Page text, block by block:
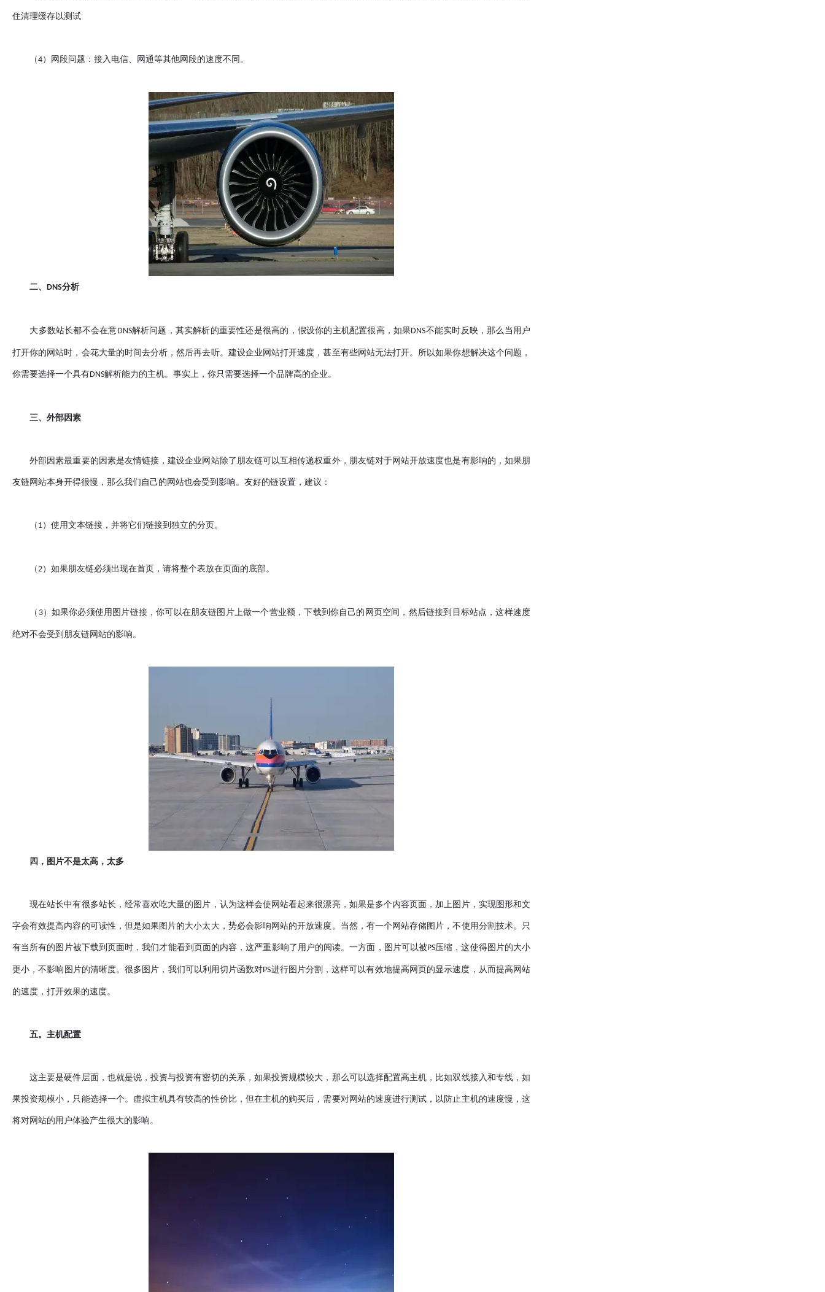
住清理缓存以测试
（4）网段问题：接入电信、网通等其他网段的速度不同。
二、 DNS分析
大多数站长都不会在意 DNS解析问题，其实解析的重要性还是很高的，假设你的主机配置很高，如果DNS不能实时反映，那么当用户
打开你的网站时，会花大量的时间去分析，然后再去听。建设企业网站打开速度，甚至有些网站无法打开。所以如果你想解决这个问题，
你需要选择一个具有DNS解析能力的主机。事实上，你只需要选择一个品牌高的企业。
三、外部因素
外部因素最重要的因素是友情链接，建设企业网站除了朋友链可以互相传递权重外，朋友链对于网站开放速度也是有影响的，如果朋
友链网站本身开得很慢，那么我们自己的网站也会受到影响。友好的链设置，建议：
（ 1）使用文本链接，并将它们链接到独立的分页。
（2）如果朋友链必须出现在首页，请将整个表放在页面的底部。
（ 3）如果你必须使用图片链接，你可以在朋友链图片上做一个营业额，下载到你自己的网页空间，然后链接到目标站点，这样速度
绝对不会受到朋友链网站的影响。
四，图片不是太高，太多
现在站长中有很多站长，经常喜欢吃大量的图片，认为这样会使网站看起来很漂亮，如果是多个内容页面，加上图片，实现图形和文
字会有效提高内容的可读性，但是如果图片的大小太大，势必会影响网站的开放速度。当然，有一个网站存储图片，不使用分割技术。只
有当所有的图片被下载到页面时，我们才能看到页面的内容，这严重影响了用户的阅读。一方面，图片可以被 PS压缩，这使得图片的大小
更小，不影响图片的清晰度。很多图片，我们可以利用切片函数对PS进行图片分割，这样可以有效地提高网页的显示速度，从而提高网站
的速度，打开效果的速度。
五。主机配置
这主要是硬件层面，也就是说，投资与投资有密切的关系，如果投资规模较大，那么可以选择配置高主机，比如双线接入和专线，如
果投资规模小，只能选择一个。虚拟主机具有较高的性价比，但在主机的购买后，需要对网站的速度进行测试，以防止主机的速度慢，这
将对网站的用户体验产生很大的影响。